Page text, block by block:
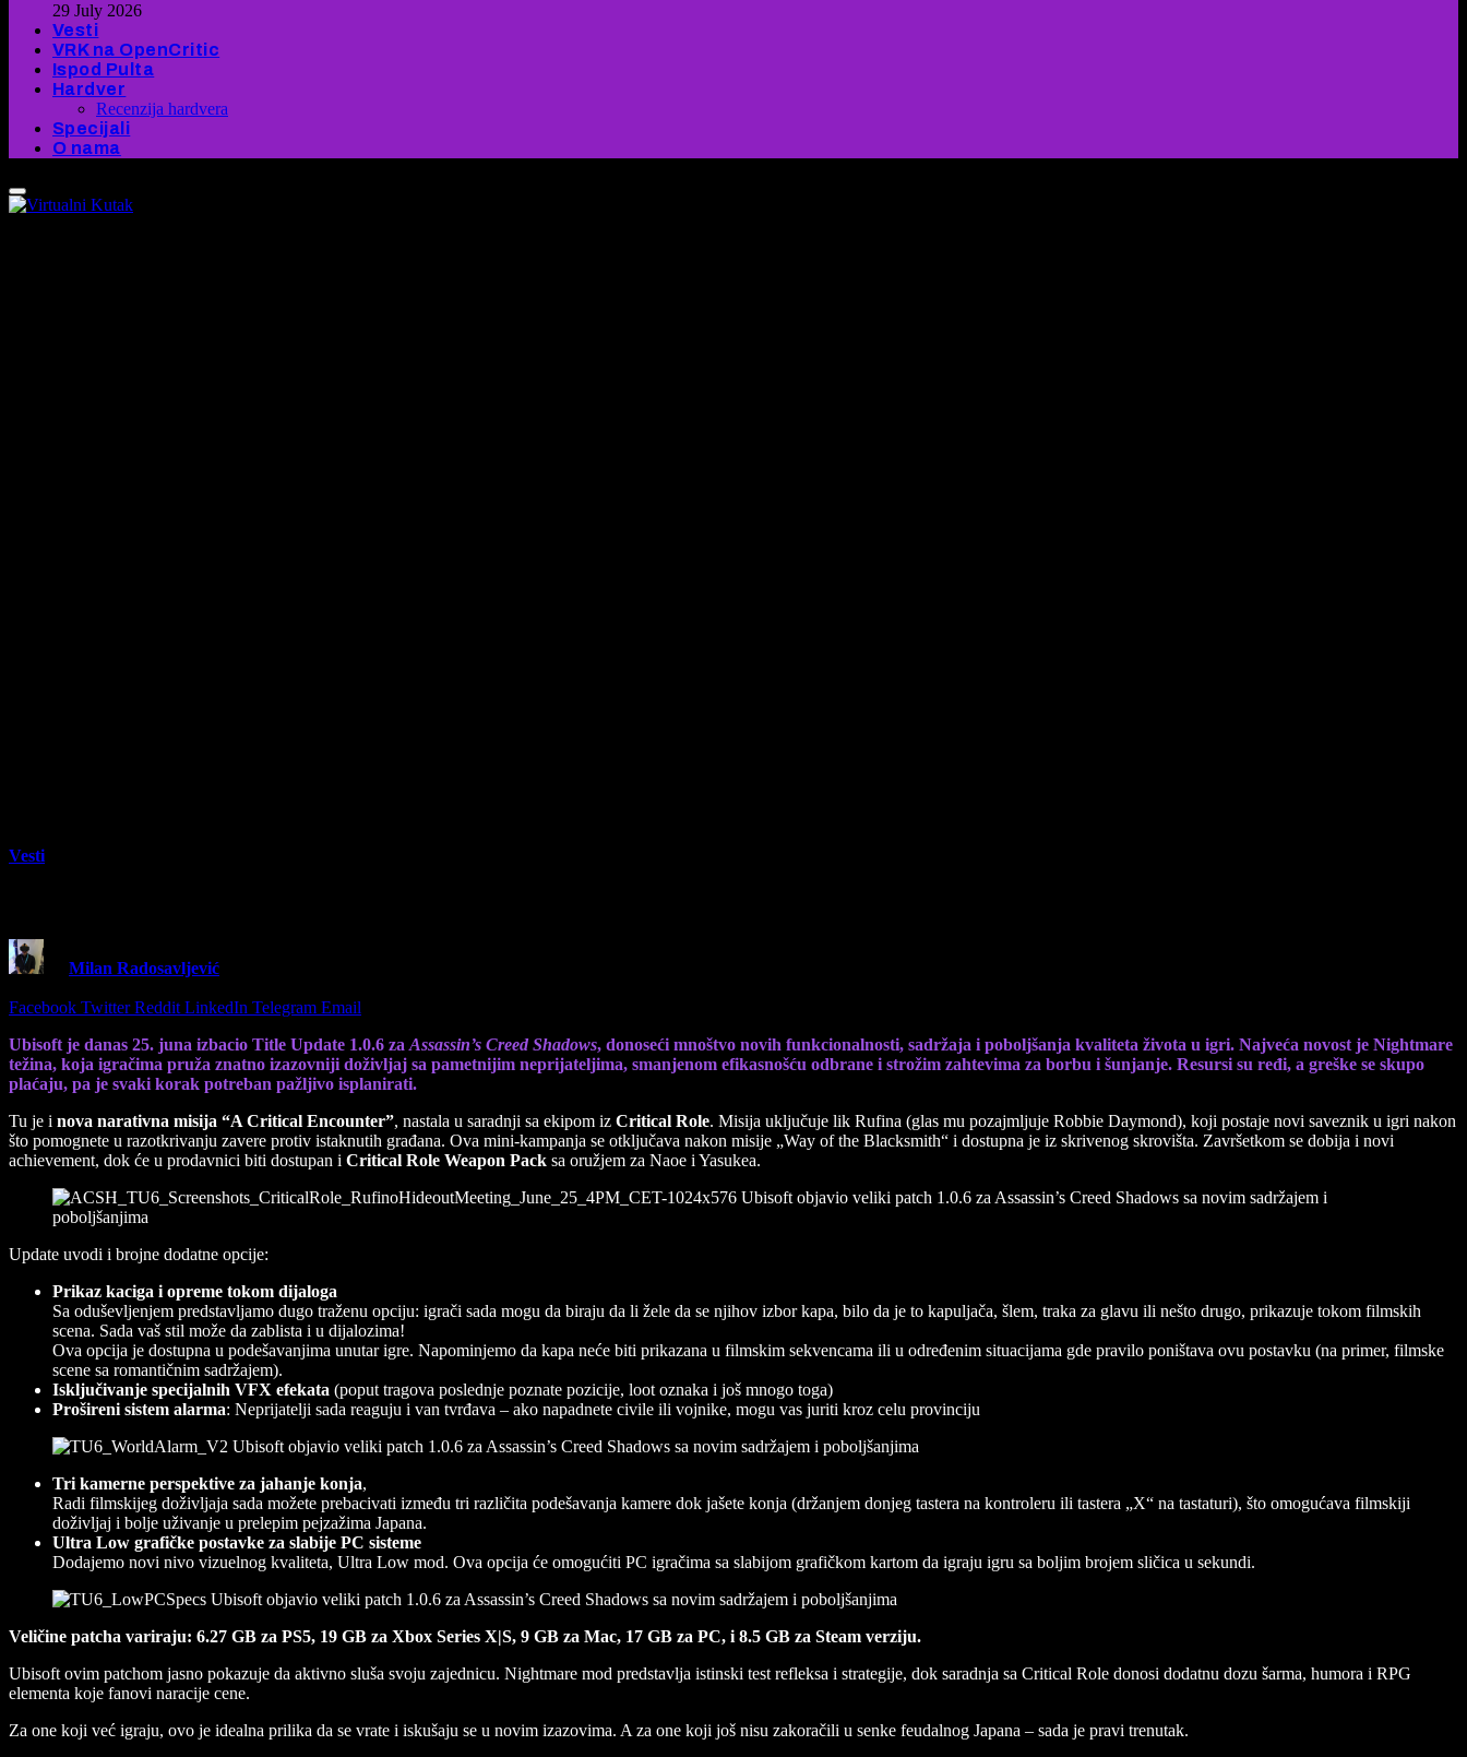
29 July 2026
Vesti
VRK na OpenCritic
Ispod Pulta
Hardver
Recenzija hardvera
Specijali
O nama
Vesti
Milan Radosavljević
Facebook Twitter Reddit LinkedIn Telegram Email
Ubisoft je danas 25. juna izbacio Title Update 1.0.6 za Assassin’s Creed Shadows, donoseći mnoštvo novih funkcionalnosti, sadržaja i poboljšanja kvaliteta života u igri. Najveća novost je Nightmare
težina, koja igračima pruža znatno izazovniji doživljaj sa pametnijim neprijateljima, smanjenom efikasnošću odbrane i strožim zahtevima za borbu i šunjanje. Resursi su ređi, a greške se skupo
plaćaju, pa je svaki korak potreban pažljivo isplanirati.
Tu je i nova narativna misija “A Critical Encounter”, nastala u saradnji sa ekipom iz Critical Role. Misija uključuje lik Rufina (glas mu pozajmljuje Robbie Daymond), koji postaje novi saveznik u igri nakon
što pomognete u razotkrivanju zavere protiv istaknutih građana. Ova mini-kampanja se otključava nakon misije „Way of the Blacksmith“ i dostupna je iz skrivenog skrovišta. Završetkom se dobija i novi
achievement, dok će u prodavnici biti dostupan i Critical Role Weapon Pack sa oružjem za Naoe i Yasukea.
Update uvodi i brojne dodatne opcije:
Prikaz kaciga i opreme tokom dijaloga
Sa oduševljenjem predstavljamo dugo traženu opciju: igrači sada mogu da biraju da li žele da se njihov izbor kapa, bilo da je to kapuljača, šlem, traka za glavu ili nešto drugo, prikazuje tokom filmskih
scena. Sada vaš stil može da zablista i u dijalozima!
Ova opcija je dostupna u podešavanjima unutar igre. Napominjemo da kapa neće biti prikazana u filmskim sekvencama ili u određenim situacijama gde pravilo poništava ovu postavku (na primer, filmske
scene sa romantičnim sadržajem).
Isključivanje specijalnih VFX efekata (poput tragova poslednje poznate pozicije, loot oznaka i još mnogo toga)
Prošireni sistem alarma: Neprijatelji sada reaguju i van tvrđava – ako napadnete civile ili vojnike, mogu vas juriti kroz celu provinciju
Tri kamerne perspektive za jahanje konja,
Radi filmskijeg doživljaja sada možete prebacivati između tri različita podešavanja kamere dok jašete konja (držanjem donjeg tastera na kontroleru ili tastera „X“ na tastaturi), što omogućava filmskiji
doživljaj i bolje uživanje u prelepim pejzažima Japana.
Ultra Low grafičke postavke za slabije PC sisteme
Dodajemo novi nivo vizuelnog kvaliteta, Ultra Low mod. Ova opcija će omogućiti PC igračima sa slabijom grafičkom kartom da igraju igru sa boljim brojem sličica u sekundi.
Veličine patcha variraju: 6.27 GB za PS5, 19 GB za Xbox Series X|S, 9 GB za Mac, 17 GB za PC, i 8.5 GB za Steam verziju.
Ubisoft ovim patchom jasno pokazuje da aktivno sluša svoju zajednicu. Nightmare mod predstavlja istinski test refleksa i strategije, dok saradnja sa Critical Role donosi dodatnu dozu šarma, humora i RPG
elementa koje fanovi naracije cene.
Za one koji već igraju, ovo je idealna prilika da se vrate i iskušaju se u novim izazovima. A za one koji još nisu zakoračili u senke feudalnog Japana – sada je pravi trenutak.